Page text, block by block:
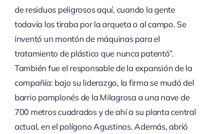
de residuos peligrosos aquí, cuando la gente
todavía los tiraba por la arqueta o al campo. Se
inventó un montón de máquinas para el
tratamiento de plástico que nunca patentó”.
También fue el responsable de la expansión de la
compañía: bajo su liderazgo, la firma se mudó del
barrio pamplonés de la Milagrosa a una nave de
700 metros cuadrados y de ahí a su planta central
actual, en el polígono Agustinos. Además, abrió